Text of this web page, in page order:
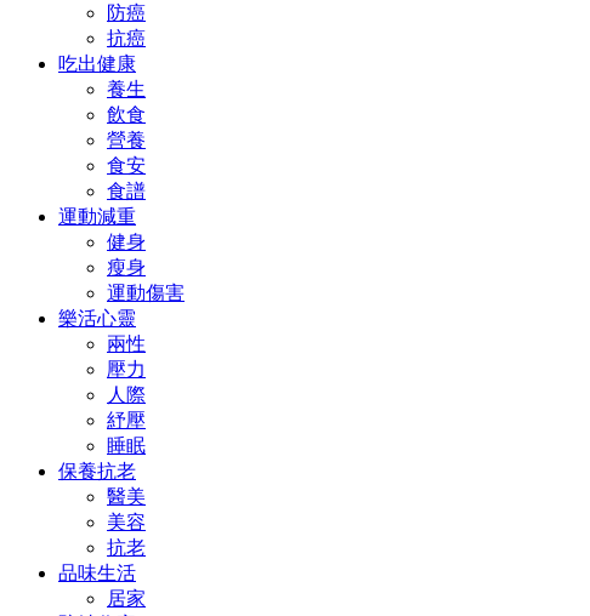
防癌
抗癌
吃出健康
養生
飲食
營養
食安
食譜
運動減重
健身
瘦身
運動傷害
樂活心靈
兩性
壓力
人際
紓壓
睡眠
保養抗老
醫美
美容
抗老
品味生活
居家